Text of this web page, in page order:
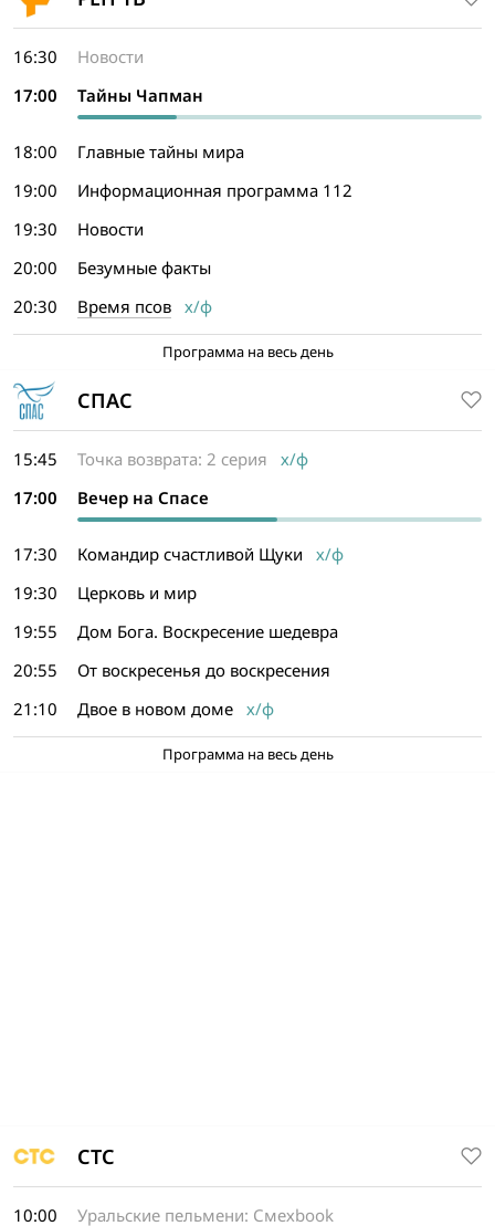
16:30
Новости
17:00
Тайны Чапман
18:00
Главные тайны мира
19:00
Информационная программа 112
19:30
Новости
20:00
Безумные факты
20:30
Время псов х/ф
Программа на весь день
СПАС
15:45 Точка возврата: 2 серия х/ф
17:00
Вечер на Спасе
17:30 Командир счастливой Щуки х/ф
19:30
Церковь и мир
19:55
Дом Бога. Воскресение шедевра
20:55
От воскресенья до воскресения
21:10
Двое в новом доме х/ф
Программа на весь день
СТС
10:00 Уральские пельмени: Смехbook